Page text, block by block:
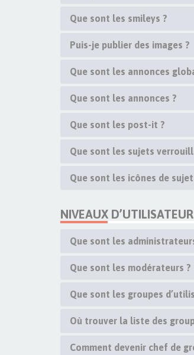
Que sont les smileys ?
Puis-je publier des images ?
Que sont les annonces
Que sont les annonces ?
Que sont les post-it ?
Que sont les sujets
Que sont les icônes de sujet
NIVEAUX
Que sont les
Que sont les modérateurs ?
Que sont les groupes
Où trouver la liste des
Comment devenir chef de